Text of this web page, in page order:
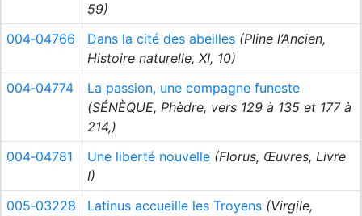
59)
004‑04766
Dans la cité des abeilles (Pline l’Ancien,
Histoire naturelle, XI, 10)
004‑04774
La passion, une compagne funeste
(SÉNÈQUE, Phèdre, vers 129 à 135 et 177 à
214,)
004‑04781
Une liberté nouvelle (Florus, Œuvres, Livre
I)
005‑03228
Latinus accueille les Troyens (Virgile,